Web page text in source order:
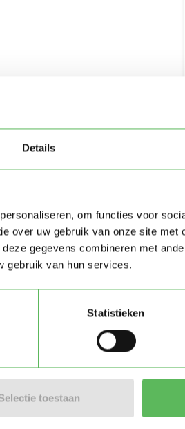
Details
om functies voor
over uw gebruik van onze site met
gegevens combineren met
gebruik van hun services.
Statistieken
toestaan